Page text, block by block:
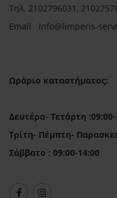
Τηλ. 2102796031,
Email info@limperis-
Ωράριο καταστήματος:
Δευτέρα- Τετάρτη
Τρίτη- Πέμπτη-
Σάββατο : 09:00-14:00